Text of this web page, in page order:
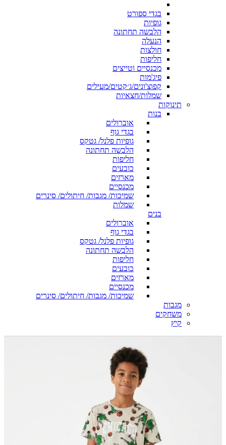
בגדי ספורט
גופיות
הלבשה תחתונה
הנעלה
חולצות
חליפות
מכנסיים וטייצים
פיג'מות
קפוצ'ונים/ג׳קטים/מעילים
שמלות/חצאיות
תינוקות
בנות
אוברולים
בגדי גוף
גופיות פלנל/ גטקס
הלבשה תחתונה
חליפות
כובעים
מארזים
מכנסיים
שמיכות/ מגבות/ חיתולים/ סינרים
שמלות
בנים
אוברולים
בגדי גוף
גופיות פלנל/ גטקס
הלבשה תחתונה
חליפות
כובעים
מארזים
מכנסיים
שמיכות/ מגבות/ חיתולים/ סינרים
מגבות
משחקים
קיץ